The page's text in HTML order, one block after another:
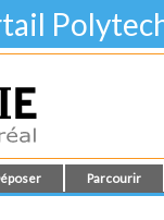
Parcourir